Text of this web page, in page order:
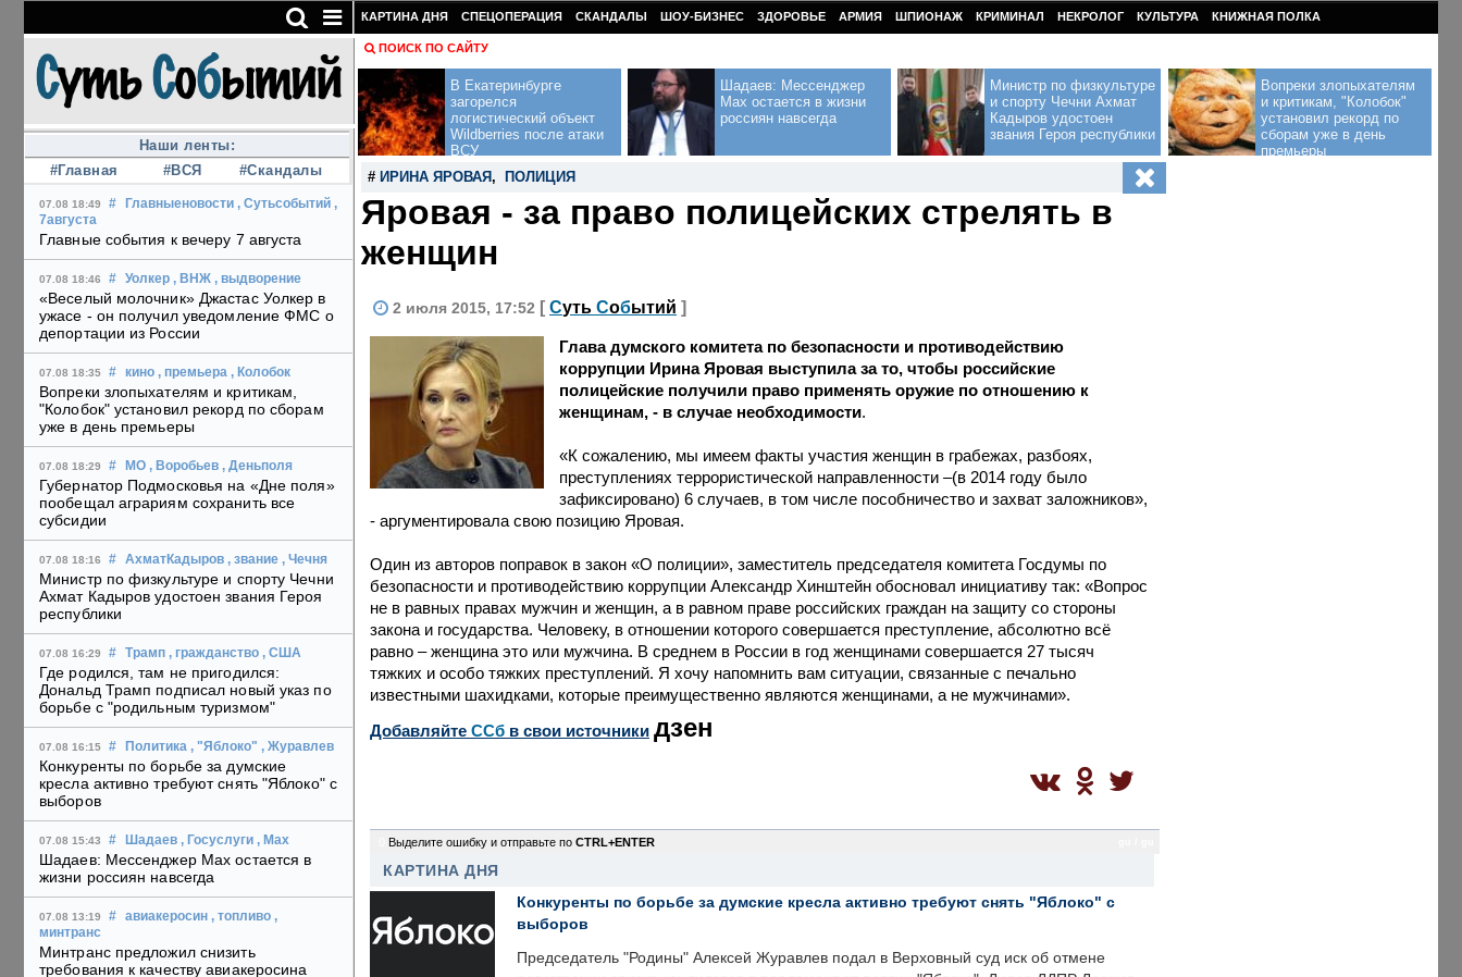
Наши ленты:
#Главная
#ВСЯ #Скандалы
07.08 18:49 # Главныеновости , Сутьсобытий ,
7августа
Главные события к вечеру 7 августа
07.08 18:46 # Уолкер , ВНЖ , выдворение
«Веселый молочник» Джастас Уолкер в
ужасе - он получил уведомление ФМС о
депортации из России
07.08 18:35 # кино , премьера , Колобок
Вопреки злопыхателям и критикам,
"Колобок" установил рекорд по сборам
уже в день премьеры
07.08 18:29 # МО , Воробьев , Деньполя
Губернатор Подмосковья на «Дне поля»
пообещал аграриям сохранить все
субсидии
07.08 18:16 # АхматКадыров , звание , Чечня
Министр по физкультуре и спорту Чечни
Ахмат Кадыров удостоен звания Героя
республики
07.08 16:29 # Трамп , гражданство , США
Где родился, там не пригодился:
Дональд Трамп подписал новый указ по
борьбе с "родильным туризмом"
07.08 16:15 # Политика , "Яблоко" , Журавлев
Конкуренты по борьбе за думские
кресла активно требуют снять "Яблоко" с
выборов
07.08 15:43 # Шадаев , Госуслуги , Max
Шадаев: Мессенджер Max остается в
жизни россиян навсегда
07.08 13:19 # авиакеросин , топливо ,
минтранс
Минтранс предложил снизить
требования к качеству авиакеросина
КАРТИНА ДНЯ СПЕЦОПЕРАЦИЯ СКАНДАЛЫ ШОУ-БИЗНЕС ЗДОРОВЬЕ АРМИЯ ШПИОНАЖ КРИМИНАЛ НЕКРОЛОГ КУЛЬТУРА КНИЖНАЯ ПОЛКА
ПОИСК ПО САЙТУ
В Екатеринбурге
загорелся
логистический объект
Wildberries после атаки
ВСУ
Шадаев: Мессенджер
Max остается в жизни
россиян навсегда
Министр по физкультуре
и спорту Чечни Ахмат
Кадыров удостоен
звания Героя республики
Вопреки злопыхателям
и критикам, "Колобок"
установил рекорд по
сборам уже в день
премьеры
# ИРИНА ЯРОВАЯ , ПОЛИЦИЯ
Яровая - за право полицейских стрелять в
женщин
2 июля 2015, 17:52 [ Суть Событий ]
Глава думского комитета по безопасности и противодействию
коррупции Ирина Яровая выступила за то, чтобы российские
полицейские получили право применять оружие по отношению к
женщинам, - в случае необходимости.
«К сожалению, мы имеем факты участия женщин в грабежах, разбоях,
преступлениях террористической направленности –(в 2014 году было
зафиксировано) 6 случаев, в том числе пособничество и захват заложников»,
- аргументировала свою позицию Яровая.
Один из авторов поправок в закон «О полиции», заместитель председателя комитета Госдумы по
безопасности и противодействию коррупции Александр Хинштейн обосновал инициативу так: «Вопрос
не в равных правах мужчин и женщин, а в равном праве российских граждан на защиту со стороны
закона и государства. Человеку, в отношении которого совершается преступление, абсолютно всё
равно – женщина это или мужчина. В среднем в России в год женщинами совершается 27 тысяч
тяжких и особо тяжких преступлений. Я хочу напомнить вам ситуации, связанные с печально
известными шахидками, которые преимущественно являются женщинами, а не мужчинами».
Добавляйте CСб в свои источники дзен
Выделите ошибку и отправьте по CTRL+ENTER
КАРТИНА ДНЯ
Конкуренты по борьбе за думские кресла активно требуют снять "Яблоко" с
выборов
Председатель "Родины" Алексей Журавлев подал в Верховный суд иск об отмене